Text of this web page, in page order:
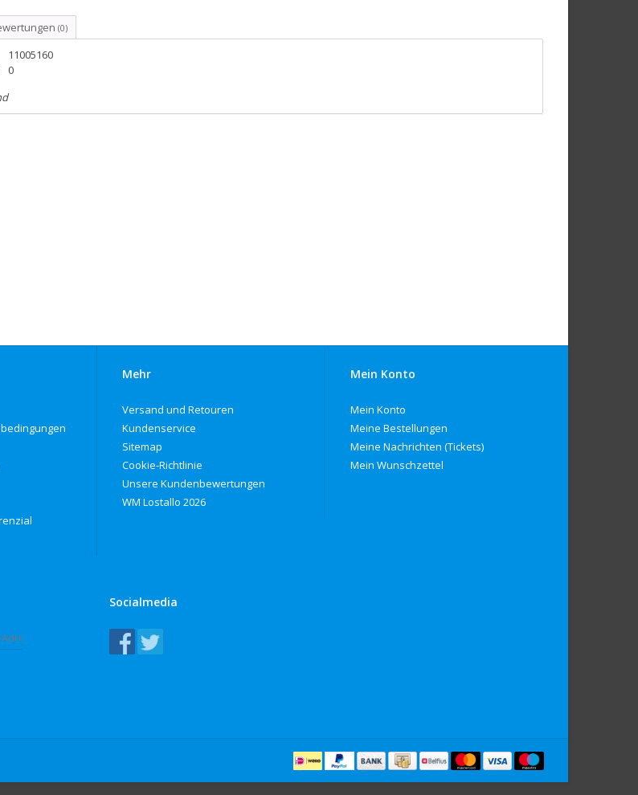
(0)
11005160
0
Mehr
Versand und Retouren
Kundenservice
Sitemap
Cookie-Richtlinie
Unsere Kundenbewertungen
WM Lostallo 2026
Mein Konto
Mein Konto
Meine Bestellungen
Meine Nachrichten (Tickets)
Mein Wunschzettel
Socialmedia